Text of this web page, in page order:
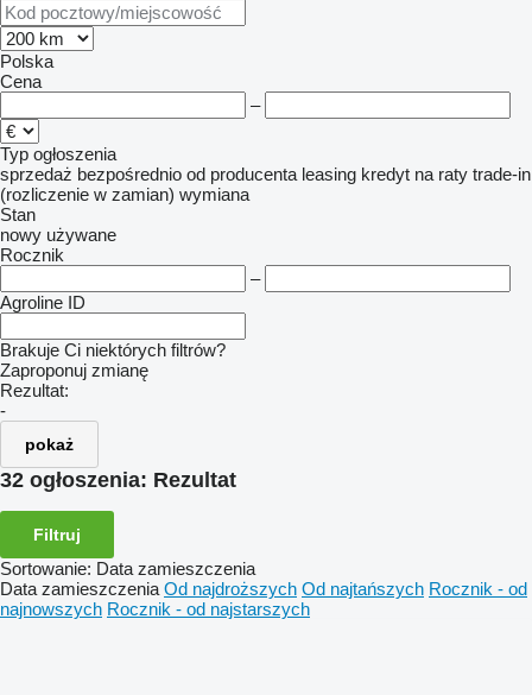
Polska
Cena
–
Typ ogłoszenia
sprzedaż bezpośrednio od producenta leasing kredyt na raty trade-in
(rozliczenie w zamian) wymiana
Stan
nowy używane
Rocznik
–
Agroline ID
Brakuje Ci niektórych filtrów?
Zaproponuj zmianę
Rezultat:
-
pokaż
32 ogłoszenia: Rezultat
Filtruj
Sortowanie: Data zamieszczenia
Data zamieszczenia Od najdroższych Od najtańszych Rocznik - od
najnowszych Rocznik - od najstarszych